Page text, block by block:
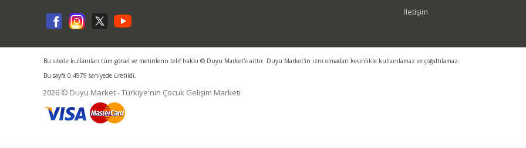
İletişim
Bu sitede kullanılan tüm görsel ve metinlerin telif hakkı © Duyu Market'e aittir. Duyu Market'in izni olmadan kesinlikle kullanılamaz ve çoğaltılamaz.
Bu sayfa 0.4979 saniyede üretildi.
2026 © Duyu Market - Türkiye'nin Çocuk Gelişim Marketi